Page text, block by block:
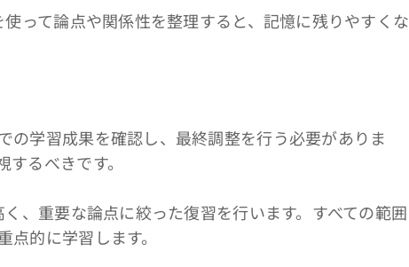
って論点や関係性を整理すると、記憶に残りやすくな
学習成果を確認し、最終調整を行う必要がありま
るべきです。
、重要な論点に絞った復習を行います。すべての範囲
的に学習します。